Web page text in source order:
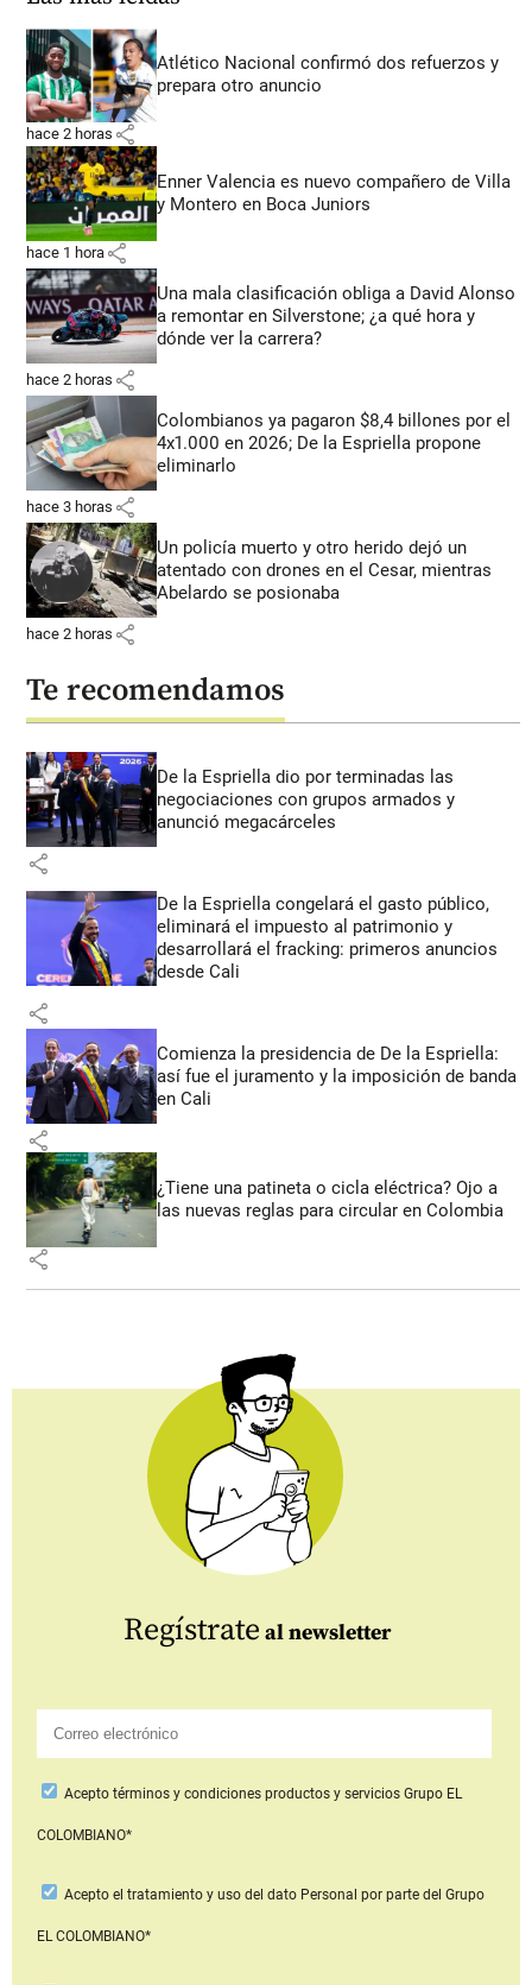
Atlético Nacional confirmó dos refuerzos y
prepara otro anuncio
hace 2 horas share
Enner Valencia es nuevo compañero de Villa
y Montero en Boca Juniors
hace 1 hora share
Una mala clasificación obliga a David Alonso
a remontar en Silverstone; ¿a qué hora y
dónde ver la carrera?
hace 2 horas share
Colombianos ya pagaron $8,4 billones por el
4x1.000 en 2026; De la Espriella propone
eliminarlo
hace 3 horas share
Un policía muerto y otro herido dejó un
atentado con drones en el Cesar, mientras
Abelardo se posionaba
hace 2 horas share
Te recomendamos
De la Espriella dio por terminadas las
negociaciones con grupos armados y
anunció megacárceles
share
De la Espriella congelará el gasto público,
eliminará el impuesto al patrimonio y
desarrollará el fracking: primeros anuncios
desde Cali
share
Comienza la presidencia de De la Espriella:
así fue el juramento y la imposición de banda
en Cali
share
¿Tiene una patineta o cicla eléctrica? Ojo a
las nuevas reglas para circular en Colombia
share
Regístrate al newsletter
Aceptotérminos y condiciones productos y serviciosGrupo EL
COLOMBIANO*
Acepto el tratamiento y uso del dato Personal por parte del Grupo
EL COLOMBIANO*